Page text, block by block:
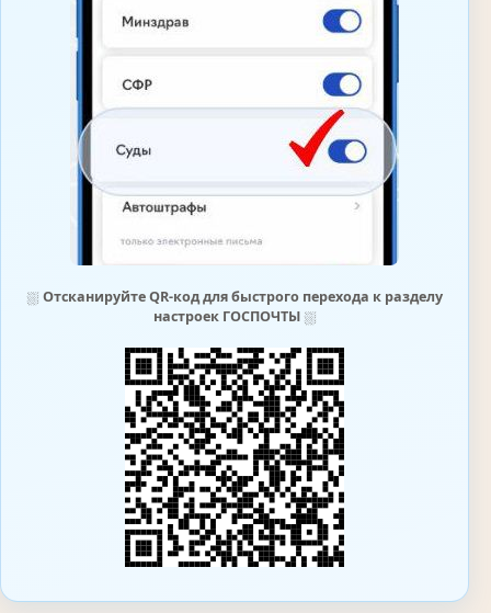
⛆ Отсканируйте QR-код для быстрого перехода к разделу
настроек ГОСПОЧТЫ⛆